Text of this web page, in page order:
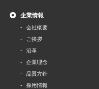
企業情報
会社概要
ご挨拶
沿革
企業理念
品質方針
採用情報